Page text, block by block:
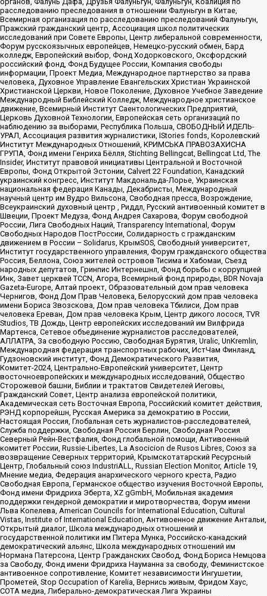
расследованию преследования в отношении Фалуньгун в Китае,
Всемирная организация по расследованию преследований Фалуньгун,
Пражский гражданский центр, Ассоциация школ политических
исследований при Совете Европы, Центр либеральной современности,
Форум русскоязычных европейцев, Немецко-русский обмен, Бард
колледж, Европейский выбор, Фонд Ходорковского, Оксфордский
российский фонд, Фонд Будущее России, Компания свободы
информации, Проект Медиа, Международное партнерство за права
человека, Духовное Управление Евангельских Христиан Украинской
Христианской Церкви, Новое Поколение, Духовное Учебное Заведение
Международный Библейский Колледж, Международное христианское
движение, Всемирный Институт Саентологических Предприятий,
Церковь Духовной Технологии, Европейская сеть организаций по
наблюдению за выборами, Республика Польша, СВОБОДНЫЙ ИДЕЛЬ-
УРАЛ, Ассоциация развития журналистики, IStories fonds, Королевский
Институт Международных Отношений, КРИМСЬКА ПРАВОЗАХИСНА
ГРУПА, Фонд имени Генриха Бёлля, Stichting Bellingcat, Bellingcat Ltd, The
Insider, Институт правовой инициативы Центральной и Восточной
Европы, Фонд Открытой Эстонии, Calvert 22 Foundation, Канадский
украинский конгресс, Институт Макдональда-Лорье, Украинская
национальная федерация Канады, Декабристы, Международный
научный центр им Вудро Вильсона, Свободная пресса, Возрождение,
Всеукраинский духовный центр , Риддл, Русский антивоенный комитет в
Швеции, Проект Медуза, Фонд Андрея Сахарова, Форум свободной
России, Лига Свободных Наций, Transparеncy International, Форум
Свободных Народов ПостРоссии, Солидарность с гражданским
движением в России – Solidarus, КрымSOS, Свободный университет,
Институт государственного управления, Форум гражданского общества
Россия, Беллона, Союз жителей островов Тисима и Хабомаи, Съезд
народных депутатов, Гринпис Интернешнл, Фонд борьбы с коррупцией
Инк, Завет церквей TCCN, Агора, Всемирный фонд природы, BDR Novaja
Gazeta-Europe, Алтай проект, Образовательный дом прав человека
Чернигов, Фонд Дом Прав Человека, Белорусский дом прав человека
имени Бориса Звозскова, Дом прав человека Тбилиси, Дом прав
человека Ереван, Дом прав человека Крым, Центр дикого лосося, TVR
Studios, ТВ Дождь, Центр европейских исследований им Вилфрида
Мартенса, Сетевое объединение журналистов расследователей,
АЛЛАТРА, За свободную Россию, Свободная Бурятия, Uralic, UnKremlin,
Международная федерация транспортных рабочих, ИстЧам Финланд,
Гудзоновский институт, Фонд Демократического Развития,
Комитет-2024, Центрально-Европейский университет, Центр
восточноевропейских и международных исследований, Общество
Сторожевой башни, Библии и трактатов Свидетелей Иеговы,
Гражданский Совет, Центр анализа европейской политики,
Академическая сеть Восточная Европа, Российский комитет действия,
РЭНД корпорейшн, Русская Америка за демократию в России,
Настоящая Россия, Глобальная сеть журналистов-расследователей,
Служба поддержки, Свободная Россия Берлин, Свободная Россия
Северный Рейн-Вестфалия, Фонд глобальной помощи, Антивоенный
комитет России, Russie-Libertes, La Asocicion de Rusos Libres, Союз за
возвращение Северных территорий, Крымскотатарский Ресурсный
Центр, Глобальный союз IndustriALL, Russian Election Monitor, Article 19,
Мнение медиа, Федерация анархического черного креста, Радио
Свободная Европа, Германское общество изучения Восточной Европы,
Фонд имени Фридриха Эберта, XZ gGmbH, Мобильная академия
поддержки гендерной демократии и миротворчества, Форум имени
Льва Копелева, American Councils for International Education, Cultural
Vistas, Institute of International Education, Антивоенное движение Антальи,
Открытый диалог, Школа международных отношений и
государственной политики им Питера Мунка, Российско-канадский
демократический альянс, Школа международных отношений им
Нормана Патерсона, Центр Гражданских Свобод, Фонд Бориса Немцова
за Свободу, Фонд имени Фридриха Науманна за свободу, Феминистское
антивоенное сопротивление, Комитет независимости Ингушетии,
Прометей, Stop Occupation of Karelia, Вернись живым, Фридом Хаус,
СОТА медиа, Либерально-демократическая Лига Украины